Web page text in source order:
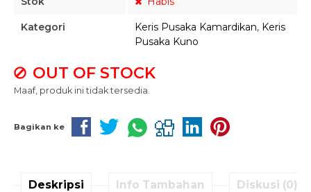
Kategori Keris Pusaka Kamardikan, Keris
Pusaka Kuno
OUT OF STOCK
Maaf, produk ini tidak tersedia.
Bagikan ke
Deskripsi Info Tambahan Diskusi (0)